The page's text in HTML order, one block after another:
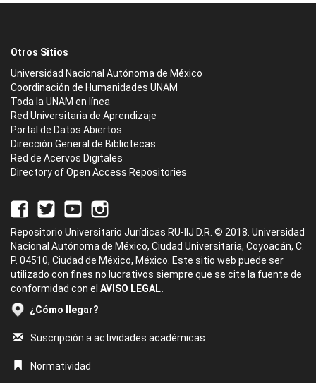
Otros Sitios
Universidad Nacional Autónoma de México
Coordinación de Humanidades UNAM
Toda la UNAM en línea
Red Universitaria de Aprendizaje
Portal de Datos Abiertos
Dirección General de Bibliotecas
Red de Acervos Digitales
Directory of Open Access Repositories
Repositorio Universitario Jurídicas RU-IIJ D.R. © 2018. Universidad
Nacional Autónoma de México, Ciudad Universitaria, Coyoacán, C.
P. 04510, Ciudad de México, México. Este sitio web puede ser
utilizado con fines no lucrativos siempre que se cite la fuente de
conformidad con el AVISO LEGAL.
¿Cómo llegar?
Suscripción a actividades académicas
Normatividad